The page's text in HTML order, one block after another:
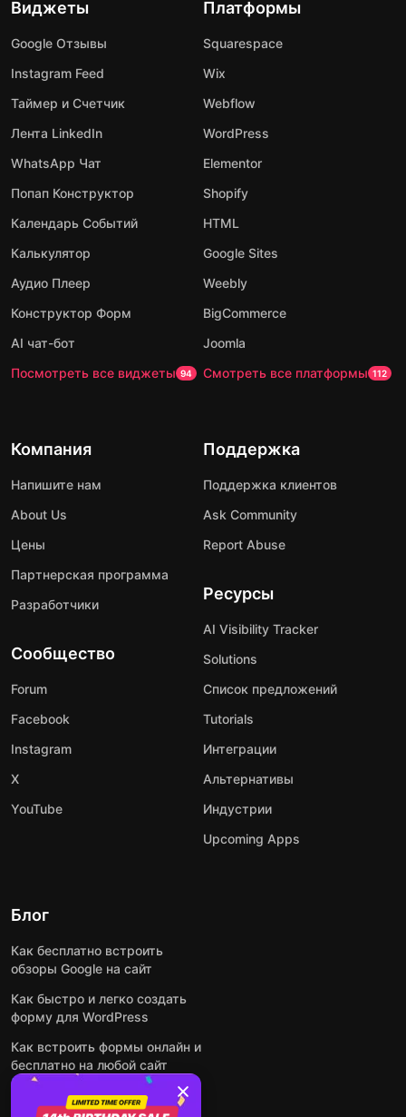
Виджеты
Google Отзывы
Instagram Feed
Таймер и Счетчик
Лента LinkedIn
WhatsApp Чат
Попап Конструктор
Календарь Событий
Калькулятор
Аудио Плеер
Конструктор Форм
AI чат-бот
Посмотреть все виджеты 94
Платформы
Squarespace
Wix
Webflow
WordPress
Elementor
Shopify
HTML
Google Sites
Weebly
BigCommerce
Joomla
Смотреть все платформы 112
Компания
Напишите нам
About Us
Цены
Партнерская программа
Разработчики
Сообщество
Forum
Facebook
Instagram
X
YouTube
Поддержка
Поддержка клиентов
Ask Community
Report Abuse
Ресурсы
AI Visibility Tracker
Solutions
Список предложений
Tutorials
Интеграции
Альтернативы
Индустрии
Upcoming Apps
Блог
Как бесплатно встроить
обзоры Google на сайт
Как быстро и легко создать
форму для WordPress
Как встроить формы онлайн и
бесплатно на любой сайт
Как встроить ленту Instagram
на сайт